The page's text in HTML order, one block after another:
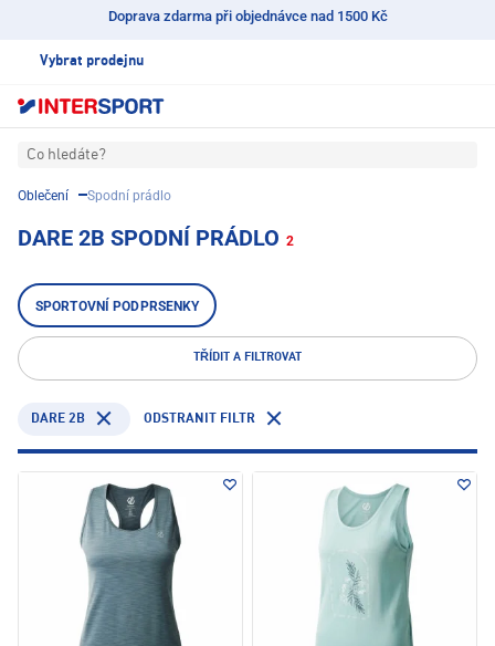
Doprava zdarma při objednávce nad 1500 Kč
Vybrat prodejnu
Co hledáte?
Oblečení Spodní prádlo
DARE 2B SPODNÍ PRÁDLO 2
SPORTOVNÍ PODPRSENKY
TŘÍDIT A FILTROVAT
DARE 2B ODSTRANIT FILTR